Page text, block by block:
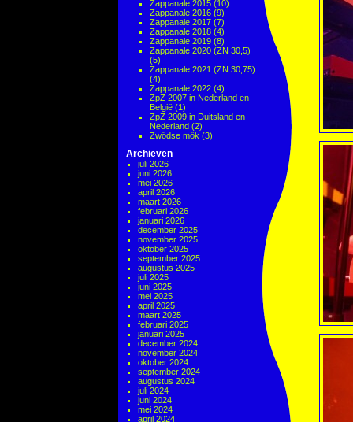
Zappanale 2015 (10)
Zappanale 2016 (9)
Zappanale 2017 (7)
Zappanale 2018 (4)
Zappanale 2019 (8)
Zappanale 2020 (ZN 30,5)
(5)
Zappanale 2021 (ZN 30,75)
(4)
Zappanale 2022 (4)
ZpZ 2007 in Nederland en
België (1)
ZpZ 2009 in Duitsland en
Nederland (2)
Zwödse mök (3)
Archieven
juli 2026
juni 2026
mei 2026
april 2026
maart 2026
februari 2026
januari 2026
december 2025
november 2025
oktober 2025
september 2025
augustus 2025
juli 2025
juni 2025
mei 2025
april 2025
maart 2025
februari 2025
januari 2025
december 2024
november 2024
oktober 2024
september 2024
augustus 2024
juli 2024
juni 2024
mei 2024
april 2024